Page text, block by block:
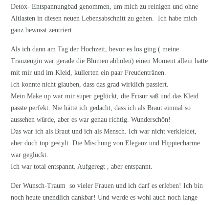
Detox- Entspannungbad genommen, um mich zu reinigen und ohne
Altlasten in diesen neuen Lebensabschnitt zu gehen. Ich habe mich
ganz bewusst zentriert.
Als ich dann am Tag der Hochzeit, bevor es los ging ( meine
Trauzeugin war gerade die Blumen abholen) einen Moment allein hatte
mit mir und im Kleid, kullerten ein paar Freudentränen.
Ich konnte nicht glauben, dass das grad wirklich passiert.
Mein Make up war mir super geglückt, die Frisur saß und das Kleid
passte perfekt. Nie hätte ich gedacht, dass ich als Braut einmal so
aussehen würde, aber es war genau richtig. Wunderschön!
Das war ich als Braut und ich als Mensch. Ich war nicht verkleidet,
aber doch top gestylt. Die Mischung von Eleganz und Hippiecharme
war geglückt.
Ich war total entspannt. Aufgeregt , aber entspannt.
Der Wunsch-Traum so vieler Frauen und ich darf es erleben! Ich bin
noch heute unendlich dankbar! Und werde es wohl auch noch lange